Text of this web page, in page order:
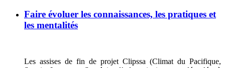
Faire évoluer les connaissances, les pratiques et
les mentalités
Les assises de fin de projet Clipssa (Climat du Pacifique,